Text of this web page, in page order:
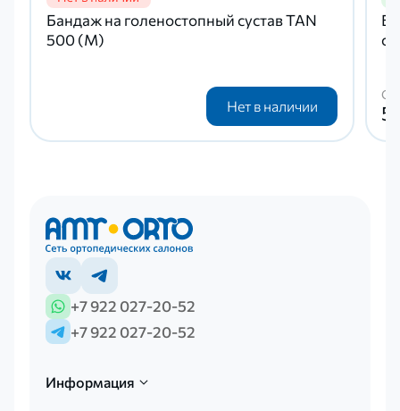
Бандаж на голеностопный сустав TAN
500 (М)
Нет в наличии 5
+7 922 027-20-52
+7 922 027-20-52
Информация